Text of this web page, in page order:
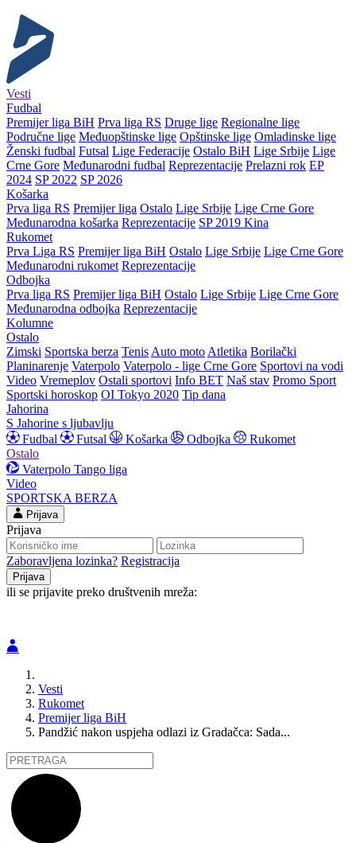
Vesti
Fudbal
Premijer liga BiH Prva liga RS Druge lige Regionalne lige
Područne lige Međuopštinske lige Opštinske lige Omladinske lige
Ženski fudbal Futsal Lige Federacije Ostalo BiH Lige Srbije Lige
Crne Gore Međunarodni fudbal Reprezentacije Prelazni rok EP
2024 SP 2022 SP 2026
Košarka
Prva liga RS Premijer liga Ostalo Lige Srbije Lige Crne Gore
Međunarodna košarka Reprezentacije SP 2019 Kina
Rukomet
Prva Liga RS Premijer liga BiH Ostalo Lige Srbije Lige Crne Gore
Međunarodni rukomet Reprezentacije
Odbojka
Prva liga RS Premijer liga BiH Ostalo Lige Srbije Lige Crne Gore
Međunarodna odbojka Reprezentacije
Kolumne
Ostalo
Zimski Sportska berza Tenis Auto moto Atletika Borilački
Planinarenje Vaterpolo Vaterpolo - lige Crne Gore Sportovi na vodi
Video Vremeplov Ostali sportovi Info BET Naš stav Promo Sport
Sportski horoskop OI Tokyo 2020 Tip dana
Jahorina
S Jahorine s ljubavlju
Fudbal
Futsal Košarka Odbojka
Rukomet
Ostalo
Vaterpolo Tango liga
Video
SPORTSKA BERZA
Prijava
Prijava
Zaboravljena lozinka? Registracija
ili se prijavite preko društvenih mreža:
Vesti
Rukomet
Premijer liga BiH
Pandžić nakon uspjeha odlazi iz Gradačca: Sada...